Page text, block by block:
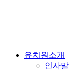
유치원소개
인사말